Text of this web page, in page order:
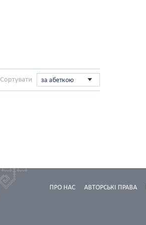
Сортувати за абеткою
АВТОРСЬКІ ПРАВА
ПРО НАС